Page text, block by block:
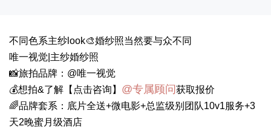
不同色系主纱look🎨婚纱照当然要与众不同
唯一视觉|主纱婚纱照
📸️旅拍品牌：@唯一视觉
💰想拍&了解【点击咨询】 @专属顾问获取报价
🌈品牌套系：底片全送+微电影+总监级别团队10v1服务+3
天2晚蜜月级酒店